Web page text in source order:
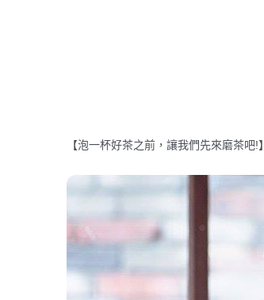
【泡一杯好茶之前，讓我們先來磨茶吧!】